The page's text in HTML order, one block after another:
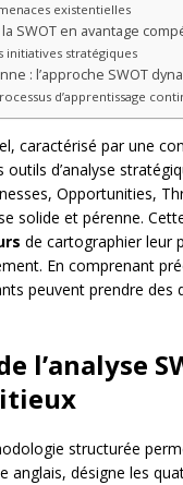
existentielles
SWOT en avantage
stratégiques
: l’approche SWOT
d’apprentissage
caractérisé par une
d’analyse
Opportunities,
solide et pérenne.
de cartographier leur
En comprenant
peuvent prendre
l’analyse
structurée
anglais, désigne les